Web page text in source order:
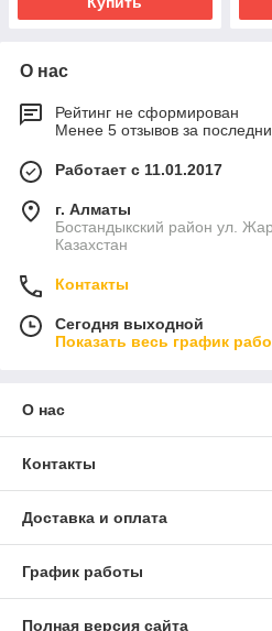
О нас
Рейтинг не сформирован
Менее 5 отзывов за
Работает с 11.01.2017
г. Алматы
Бостандыкский район ул.
Казахстан
Контакты
Сегодня выходной
Показать весь график
О нас
Контакты
Доставка и оплата
График работы
Полная версия сайта